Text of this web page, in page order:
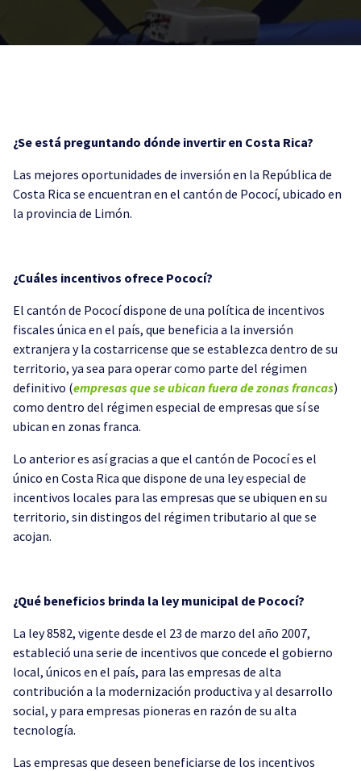
¿Se está preguntando dónde invertir en Costa Rica?
Las mejores oportunidades de inversión en la República de
Costa Rica se encuentran en el cantón de Pococí, ubicado en
la provincia de Limón.
¿Cuáles incentivos ofrece Pococí?
El cantón de Pococí dispone de una política de incentivos
fiscales única en el país, que beneficia a la inversión
extranjera y la costarricense que se establezca dentro de su
territorio, ya sea para operar como parte del régimen
definitivo (empresas que se ubican fuera de zonas francas)
como dentro del régimen especial de empresas que sí se
ubican en zonas franca.
Lo anterior es así gracias a que el cantón de Pococí es el
único en Costa Rica que dispone de una ley especial de
incentivos locales para las empresas que se ubiquen en su
territorio, sin distingos del régimen tributario al que se
acojan.
¿Qué beneficios brinda la ley municipal de Pococí?
La ley 8582, vigente desde el 23 de marzo del año 2007,
estableció una serie de incentivos que concede el gobierno
local, únicos en el país, para las empresas de alta
contribución a la modernización productiva y al desarrollo
social, y para empresas pioneras en razón de su alta
tecnología.
Las empresas que deseen beneficiarse de los incentivos